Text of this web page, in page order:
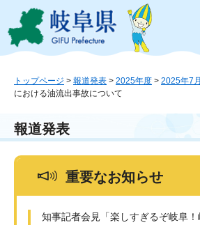
ジ
ュ
本
このページの本文へ
トップページ > 報道発表 > 2025年度 > 2025年7月
における油流出事故について
報道発表
重要なお知らせ
知事記者会見「楽しすぎるぞ岐阜